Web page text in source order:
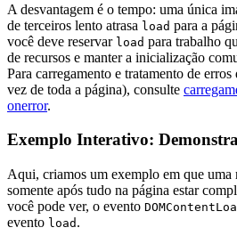
A desvantagem é o tempo: uma única
de terceiros lento atrasa load para a
você deve reservar load para trabalho
de recursos e manter a inicialização
Para carregamento e tratamento de erros
vez de toda a página), consulte
onerror.
Exemplo Interativo:
Aqui, criamos um exemplo em que uma
somente após tudo na página estar
você pode ver, o evento
evento load .